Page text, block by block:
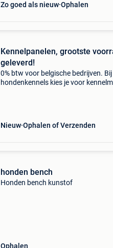
Zo goed als nieuw Ophalen
Kennelpanelen, grootste
geleverd!
0% btw voor belgische bedrijven.
hondenkennels kies je voor
Nieuw Ophalen of Verzenden
honden bench
Honden bench kunstof
Ophalen